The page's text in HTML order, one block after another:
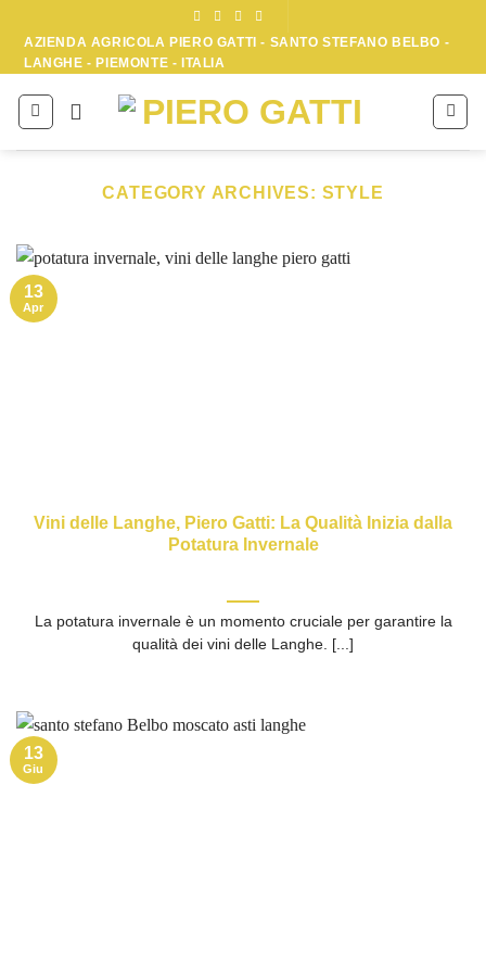
content
AZIENDA AGRICOLA PIERO GATTI - SANTO STEFANO BELBO -
LANGHE - PIEMONTE - ITALIA
CATEGORY ARCHIVES: STYLE
Vini delle Langhe, Piero Gatti: La Qualità Inizia dalla
Potatura Invernale
La potatura invernale è un momento cruciale per garantire la
qualità dei vini delle Langhe. [...]
13
Apr
13
Giu